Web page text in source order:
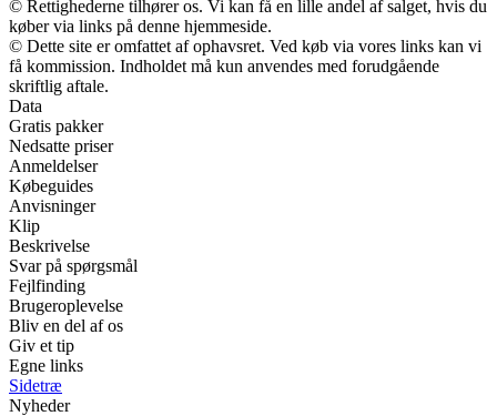
© Rettighederne tilhører os. Vi kan få en lille andel af salget, hvis du
køber via links på denne hjemmeside.
© Dette site er omfattet af ophavsret. Ved køb via vores links kan vi
få kommission. Indholdet må kun anvendes med forudgående
skriftlig aftale.
Data
Gratis pakker
Nedsatte priser
Anmeldelser
Købeguides
Anvisninger
Klip
Beskrivelse
Svar på spørgsmål
Fejlfinding
Brugeroplevelse
Bliv en del af os
Giv et tip
Egne links
Sidetræ
Nyheder